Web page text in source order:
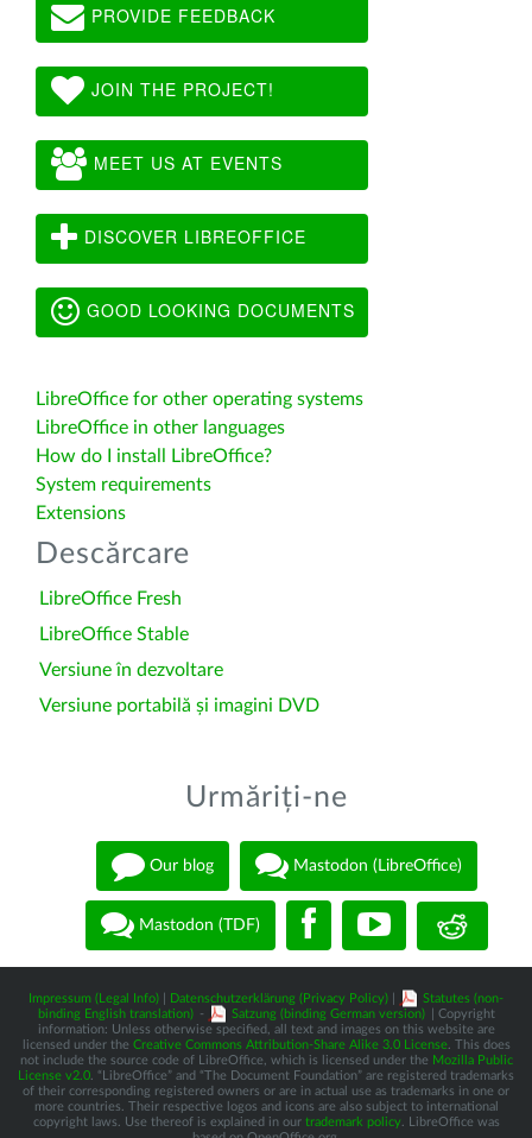
PROVIDE FEEDBACK
JOIN THE PROJECT!
MEET US AT EVENTS
DISCOVER LIBREOFFICE
GOOD LOOKING DOCUMENTS
LibreOffice for other operating systems
LibreOffice in other languages
How do I install LibreOffice?
System requirements
Extensions
Descărcare
LibreOffice Fresh
LibreOffice Stable
Versiune în dezvoltare
Versiune portabilă și imagini DVD
Urmăriți-ne
Our blog Mastodon (LibreOffice)
Mastodon (TDF)
Impressum (Legal Info) Datenschutzerklärung (Privacy Policy)
Statutes (non-
binding English translation) - Satzung (binding German version)
| Copyright
information: Unless otherwise specified, all text and images on this website are
licensed under the Creative Commons Attribution-Share Alike 3.0 License. This does
not include the source code of LibreOffice, which is licensed under the Mozilla Public
License v2.0 . “LibreOffice” and “The Document Foundation” are registered trademarks
of their corresponding registered owners or are in actual use as trademarks in one or
more countries. Their respective logos and icons are also subject to international
copyright laws. Use thereof is explained in our trademark policy. LibreOffice was